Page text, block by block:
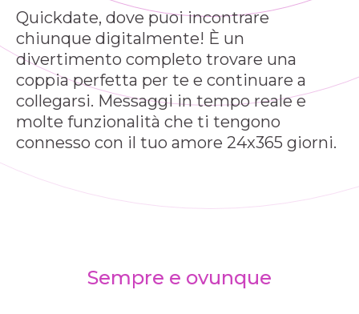
Quickdate, dove puoi incontrare
chiunque digitalmente! È un
divertimento completo trovare una
coppia perfetta per te e continuare a
collegarsi. Messaggi in tempo reale e
molte funzionalità che ti tengono
connesso con il tuo amore 24x365 giorni.
Sempre e ovunque